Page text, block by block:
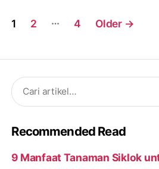
Posts
navigation
1 2 … 4 Older →
Search
for:
Recommended Read
9 Manfaat Tanaman Siklok